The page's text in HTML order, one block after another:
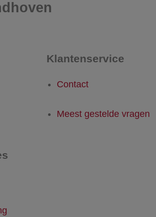
Klantenservice
Contact
Meest gestelde vragen